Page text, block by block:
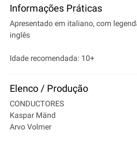
Informações Práticas
Apresentado em italiano, com
inglês
Idade recomendada: 10+
Elenco / Produção
CONDUCTORES
Kaspar Mänd
Arvo Volmer